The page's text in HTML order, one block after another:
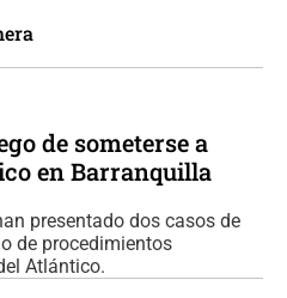
de someterse a
en Barranquilla
presentado dos casos de
de procedimientos
Atlántico.